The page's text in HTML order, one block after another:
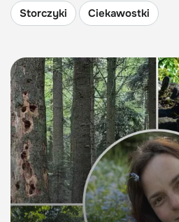
Storczyki Ciekawostki